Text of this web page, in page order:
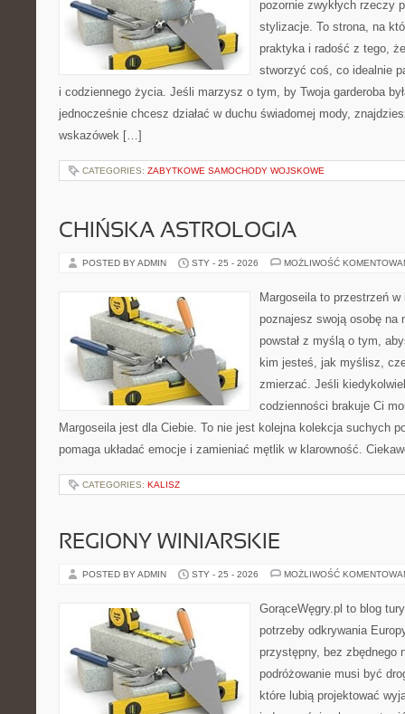
pozornie zwykłych rzeczy
stylizacje. To strona, na
praktyka i radość z tego,
stworzyć coś, co idealnie
i codziennego życia. Jeśli marzysz o tym, by Twoja garderoba
jednocześnie chcesz działać w duchu świadomej mody,
wskazówek […]
CATEGORIES: ZABYTKOWE SAMOCHODY WOJSKOWE
CHIŃSKA ASTROLOGIA
POSTED BY ADMIN STY - 25 - 2026 MOŻLIWOŚĆ
Margoseila to przestrzeń
poznajesz swoją osobę na
powstał z myślą o tym,
kim jesteś, jak myślisz,
zmierzać. Jeśli
codzienności brakuje Ci
Margoseila jest dla Ciebie. To nie jest kolejna kolekcja suchych
pomaga układać emocje i zamieniać mętlik w klarowność.
CATEGORIES: KALISZ
REGIONY WINIARSKIE
POSTED BY ADMIN STY - 25 - 2026 MOŻLIWOŚĆ
GorąceWęgry.pl to blog
potrzeby odkrywania
przystępny, bez zbędnego
podróżowanie musi być
które lubią projektować